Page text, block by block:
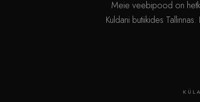
Meie veebipood on
Kuldani butiikides